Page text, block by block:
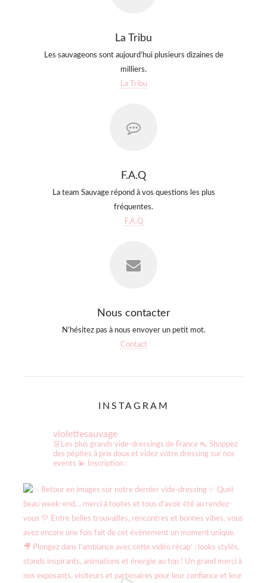
La Tribu
Les sauvageons sont aujourd’hui plusieurs dizaines de
milliers.
La Tribu
F.A.Q
La team Sauvage répond à vos questions les plus
fréquentes.
F.A.Q
Nous contacter
N’hésitez pas à nous envoyer un petit mot.
Contact
INSTAGRAM
violettesauvage
👗Les plus grands vide-dressings de France 👠 Shoppez
des pépites à prix doux et videz votre dressing sur nos
events 💫 Inscription :